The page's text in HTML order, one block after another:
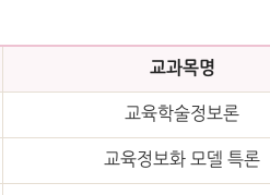
교과목명
교육학술정보론
교육정보화 모델 특론